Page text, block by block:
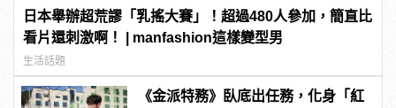
日本舉辦超荒謬「乳搖大賽」！超過480人參加，簡直比
看片還刺激啊！ | manfashion這樣變型男
生活話題
《金派特務》臥底出任務，化身「紅